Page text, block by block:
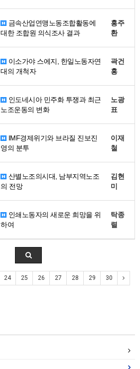
금속산업연맹노동조합활동에
대한 조합원 의식조사 결과
홍주
환
이소가야 스에지, 한일노동자연
대의 개척자
곽건
홍
인도네시아 민주화 투쟁과 최근
노조운동의 변화
노광
표
IMF경제위기와 브라질 진보진
영의 분투
이재
철
산별노조의시대, 남부지역노조
의 전망
김현
미
인쇄노동자의 새로운 희망을 위
하여
탁종
렬
24 25 26 27 28 29 30